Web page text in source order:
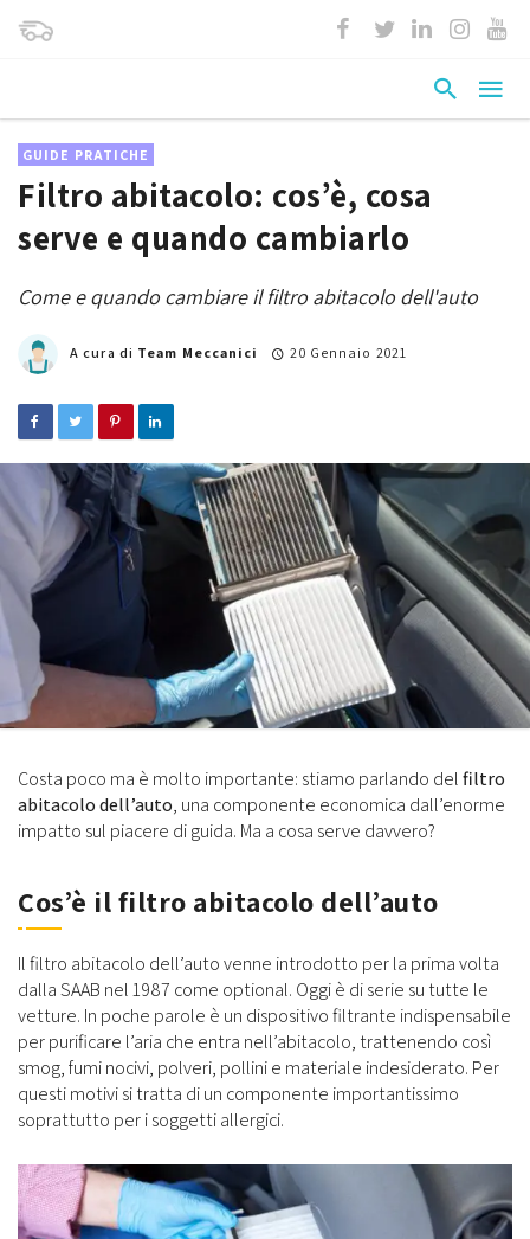
GUIDE PRATICHE
Filtro abitacolo: cos’è, cosa
serve e quando cambiarlo
Come e quando cambiare il filtro abitacolo dell'auto
A cura di Team Meccanici 20 Gennaio 2021
Costa poco ma è molto importante: stiamo parlando delfiltro
abitacolo dell’auto, una componente economica dall’enorme
impatto sul piacere di guida. Ma a cosa serve davvero?
Cos’è il filtro abitacolo dell’auto
Il filtro abitacolo dell’auto venne introdotto per la prima volta
dalla SAAB nel 1987 come optional. Oggi è di serie su tutte le
vetture. In poche parole è un dispositivo filtrante indispensabile
per purificare l’aria che entra nell’abitacolo, trattenendo così
smog, fumi nocivi, polveri, pollini e materiale indesiderato. Per
questi motivi si tratta di un componente importantissimo
soprattutto per i soggetti allergici.